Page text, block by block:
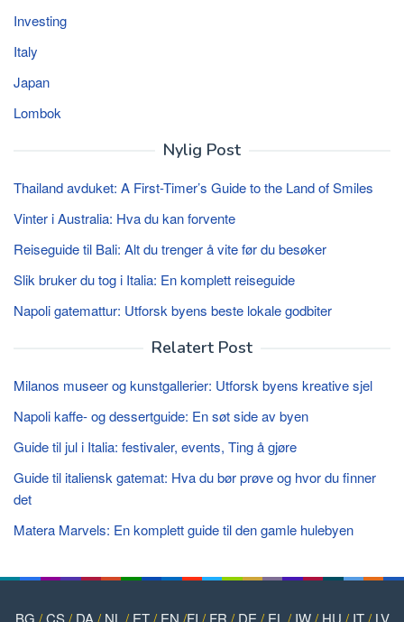
Investing
Italy
Japan
Lombok
Nylig Post
Thailand avduket: A First-Timer’s Guide to the Land of Smiles
Vinter i Australia: Hva du kan forvente
Reiseguide til Bali: Alt du trenger å vite før du besøker
Slik bruker du tog i Italia: En komplett reiseguide
Napoli gatemattur: Utforsk byens beste lokale godbiter
Relatert Post
Milanos museer og kunstgallerier: Utforsk byens kreative sjel
Napoli kaffe- og dessertguide: En søt side av byen
Guide til jul i Italia: festivaler, events, Ting å gjøre
Guide til italiensk gatemat: Hva du bør prøve og hvor du finner
det
Matera Marvels: En komplett guide til den gamle hulebyen
BG /CS/ DA / NL / ET/ EN /FI / FR / DE / EL / IW/ HU / IT/ LV